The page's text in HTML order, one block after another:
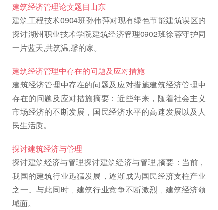
建筑经济管理论文题目山东
建筑工程技术0904班孙伟萍对现有绿色节能建筑误区的
探讨湖州职业技术学院建筑经济管理0902班徐蓉守护同
一片蓝天,共筑温,馨的家。
建筑经济管理中存在的问题及应对措施
建筑经济管理中存在的问题及应对措施建筑经济管理中
存在的问题及应对措施摘要：近些年来，随着社会主义
市场经济的不断发展，国民经济水平的高速发展以及人
民生活质。
探讨建筑经济与管理
探讨建筑经济与管理探讨建筑经济与管理,摘要：当前，
我国的建筑行业迅猛发展，逐渐成为国民经济支柱产业
之一。与此同时，建筑行业竞争不断激烈，建筑经济领
域面。